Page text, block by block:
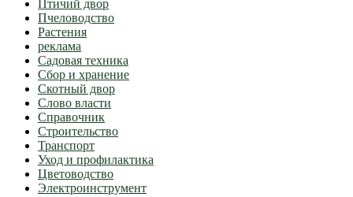
Птичий двор
Пчеловодство
Растения
реклама
Садовая техника
Сбор и хранение
Скотный двор
Слово власти
Справочник
Строительство
Транспорт
Уход и профилактика
Цветоводство
Электроинструмент